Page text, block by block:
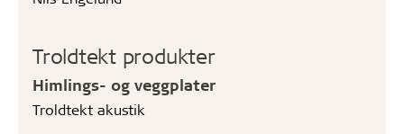
Troldtekt produkter
Himlings- og veggplater
Troldtekt akustik